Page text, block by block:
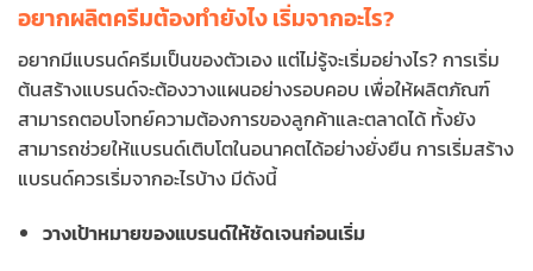
อยากผลิตครีมต้องทำยังไง เริ่มจากอะไร?
อยากมีแบรนด์ครีมเป็นของตัวเอง แต่ไม่รู้จะเริ่มอย่างไร? การเริ่ม
ต้นสร้างแบรนด์จะต้องวางแผนอย่างรอบคอบ เพื่อให้ผลิตภัณฑ์
สามารถตอบโจทย์ความต้องการของลูกค้าและตลาดได้ ทั้งยัง
สามารถช่วยให้แบรนด์เติบโตในอนาคตได้อย่างยั่งยืน การเริ่มสร้าง
แบรนด์ควรเริ่มจากอะไรบ้าง มีดังนี้
วางเป้าหมายของแบรนด์ให้ชัดเจนก่อนเริ่ม